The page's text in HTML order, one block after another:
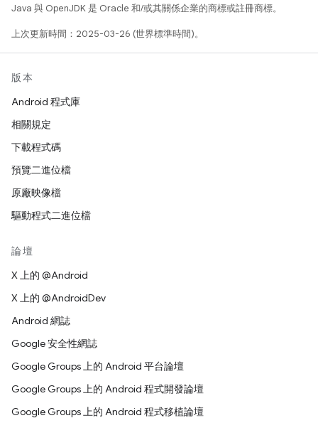
Java 與 OpenJDK 是 Oracle 和/或其關係企業的商標或註冊商標。
上次更新時間：2025-03-26 (世界標準時間)。
版本
Android 程式庫
相關規定
下載程式碼
預覽二進位檔
原廠映像檔
驅動程式二進位檔
論壇
X 上的 @Android
X 上的 @AndroidDev
Android 網誌
Google 安全性網誌
Google Groups 上的 Android 平台論壇
Google Groups 上的 Android 程式開發論壇
Google Groups 上的 Android 程式移植論壇